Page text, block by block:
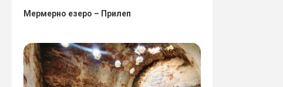
Мермерно езеро – Прилеп